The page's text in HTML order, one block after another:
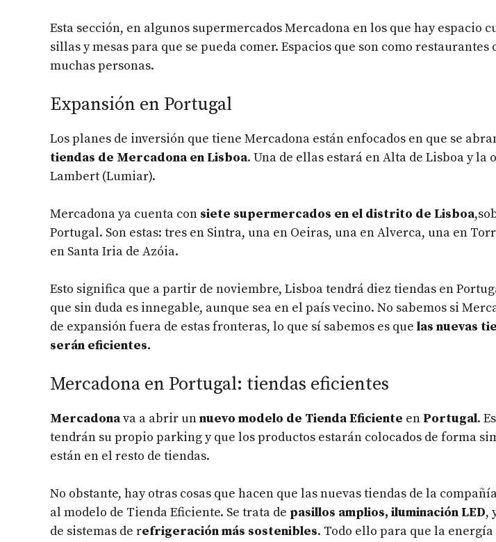
Esta sección, en algunos supermercados Mercadona en los que hay espacio
sillas y mesas para que se pueda comer. Espacios que son como restaurantes
muchas personas.
Expansión en Portugal
Los planes de inversión que tiene Mercadona están enfocados en que se
tiendas de Mercadona en Lisboa. Una de ellas estará en Alta de Lisboa y la
Lambert (Lumiar).
Mercadona ya cuenta con siete supermercados en el distrito de Lisboa
Portugal. Son estas: tres en Sintra, una en Oeiras, una en Alverca, una en
en Santa Iria de Azóia.
Esto significa que a partir de noviembre, Lisboa tendrá diez tiendas en
que sin duda es innegable, aunque sea en el país vecino. No sabemos si
de expansión fuera de estas fronteras, lo que sí sabemos es que las nuevas
serán eficientes.
Mercadona en Portugal: tiendas eficientes
Mercadonava a abrir unnuevo modelo de Tienda Eficiente en Portugal.
tendrán su propio parking y que los productos estarán colocados de forma
están en el resto de tiendas.
No obstante, hay otras cosas que hacen que las nuevas tiendas de la
al modelo de Tienda Eficiente. Se trata de pasillos amplios, iluminación LED,
de sistemas de refrigeración más sostenibles. Todo ello para que la